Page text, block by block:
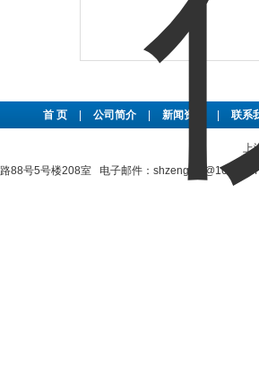
首 页 公司简介 新闻资讯 联系
上
路88号5号楼208室 电子邮件：